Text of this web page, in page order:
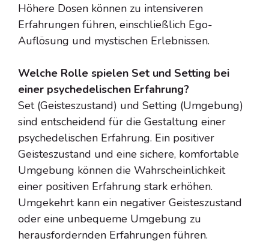
Höhere Dosen können zu intensiveren
Erfahrungen führen, einschließlich Ego-
Auflösung und mystischen Erlebnissen.
Welche Rolle spielen Set und Setting bei
einer psychedelischen Erfahrung?
Set (Geisteszustand) und Setting (Umgebung)
sind entscheidend für die Gestaltung einer
psychedelischen Erfahrung. Ein positiver
Geisteszustand und eine sichere, komfortable
Umgebung können die Wahrscheinlichkeit
einer positiven Erfahrung stark erhöhen.
Umgekehrt kann ein negativer Geisteszustand
oder eine unbequeme Umgebung zu
herausfordernden Erfahrungen führen.